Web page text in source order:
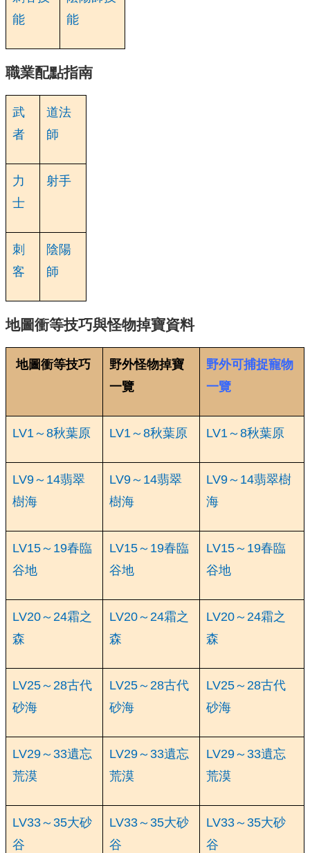
能
能
職業配點指南
武
者
道法
師
力
士
射手
刺
客
陰陽
師
地圖衝等技巧與怪物掉寶資料
地圖衝等技巧
野外怪物掉寶
一覽
野外可捕捉寵物
一覽
LV1～8秋葉原 LV1～8秋葉原 LV1～8秋葉原
LV9～14翡翠
樹海
LV9～14翡翠
樹海
LV9～14翡翠樹
海
LV15～19春臨
谷地
LV15～19春臨
谷地
LV15～19春臨
谷地
LV20～24霜之
森
LV20～24霜之
森
LV20～24霜之
森
LV25～28古代
砂海
LV25～28古代
砂海
LV25～28古代
砂海
LV29～33遺忘
荒漠
LV29～33遺忘
荒漠
LV29～33遺忘
荒漠
LV33～35大砂
谷
LV33～35大砂
谷
LV33～35大砂
谷